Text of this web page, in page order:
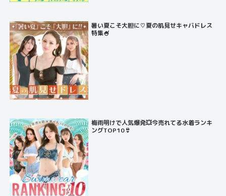
暑い夏こそ大胆に♡夏の肌見せキャバドレス
特集🍧
梅雨明けで人気爆発💥今売れてる水着ランキ
ングTOP10👙